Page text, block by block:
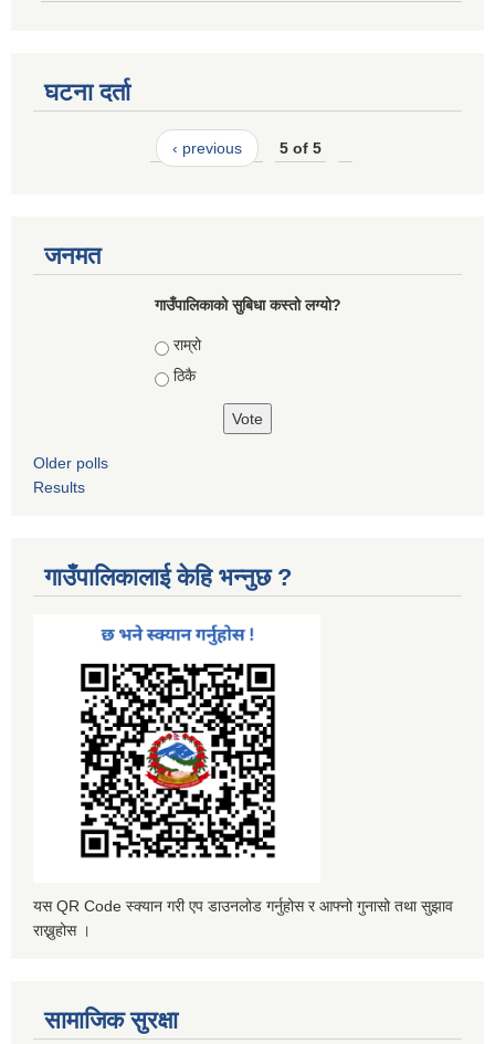
घटना दर्ता
‹ previous 5 of 5
जनमत
गाउँपालिकाको सुबिधा कस्तो लग्यो?
Choices
राम्रो
ठिकै
Older polls
Results
गाउँपालिकालाई केहि भन्नुछ ?
यस QR Code स्क्यान गरी एप डाउनलोड गर्नुहोस र आफ्नो गुनासो तथा सुझाव
राख्नुहोस ।
सामाजिक सुरक्षा